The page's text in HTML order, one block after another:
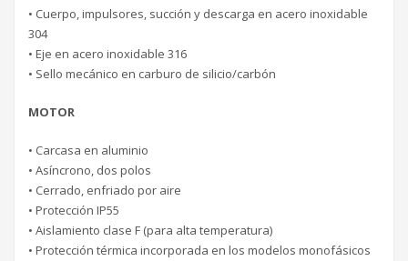
• Cuerpo, impulsores, succión y descarga en acero inoxidable
304
• Eje en acero inoxidable 316
• Sello mecánico en carburo de silicio/carbón
MOTOR
• Carcasa en aluminio
• Asíncrono, dos polos
• Cerrado, enfriado por aire
• Protección IP55
• Aislamiento clase F (para alta temperatura)
• Protección térmica incorporada en los modelos monofásicos